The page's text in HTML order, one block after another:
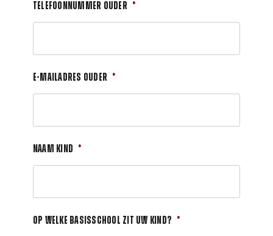
Telefoonnummer ouder *
E-mailadres ouder *
Naam kind *
Op welke basisschool zit uw kind? *